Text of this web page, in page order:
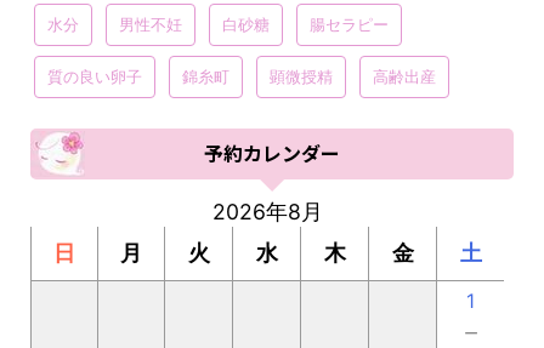
水分 男性不妊 白砂糖 腸セラピー
質の良い卵子 錦糸町 顕微授精 高齢出産
予約カレンダー
2026年8月
日
月 火 水 木 金 土
1
－